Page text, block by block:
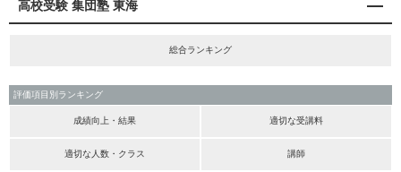
高校受験 集団塾 東海
総合ランキング
評価項目別ランキング
成績向上・結果 適切な受講料
適切な人数・クラス 講師